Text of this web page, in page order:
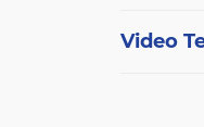
Video